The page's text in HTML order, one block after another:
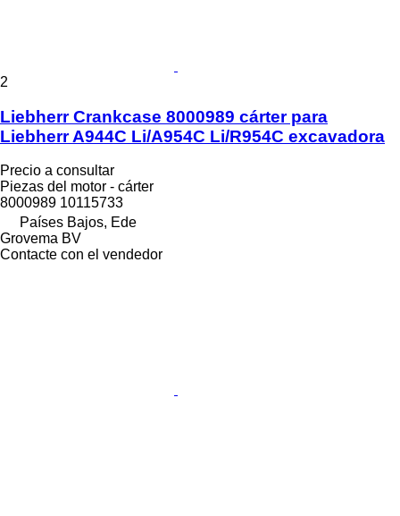
2
Liebherr Crankcase 8000989 cárter para
Liebherr A944C Li/A954C Li/R954C excavadora
Precio a consultar
Piezas del motor - cárter
8000989 10115733
Países Bajos, Ede
Grovema BV
Contacte con el vendedor